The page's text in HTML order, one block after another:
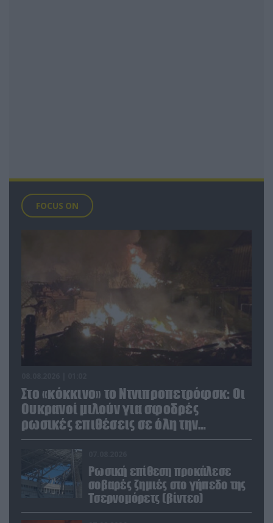
FOCUS ON
Στο «κόκκινο» το Ντνιπροπετρόφσκ: Οι
Ουκρανοί μιλούν για σφοδρές
ρωσικές επιθέσεις σε όλη την
επικράτεια
Ρωσική επίθεση προκάλεσε
σοβαρές ζημιές στο γήπεδο της
Τσερνομόρετς (βίντεο)